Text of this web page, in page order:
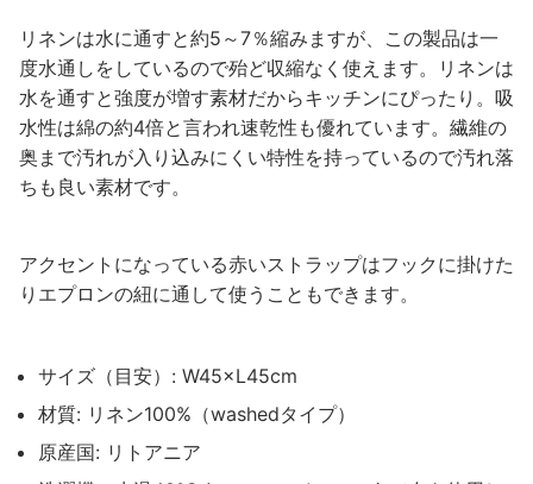
リネンは水に通すと約5～7％縮みますが、この製品は一
度水通しをしているので殆ど収縮なく使えます。リネンは
水を通すと強度が増す素材だからキッチンにぴったり。吸
水性は綿の約4倍と言われ速乾性も優れています。繊維の
奥まで汚れが入り込みにくい特性を持っているので汚れ落
ちも良い素材です。
アクセントになっている赤いストラップはフックに掛けた
りエプロンの紐に通して使うこともできます。
サイズ（目安）: W45×L45cm
材質: リネン100%（washedタイプ）
原産国: リトアニア